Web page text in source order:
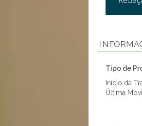
Tipo de
Início da
Última